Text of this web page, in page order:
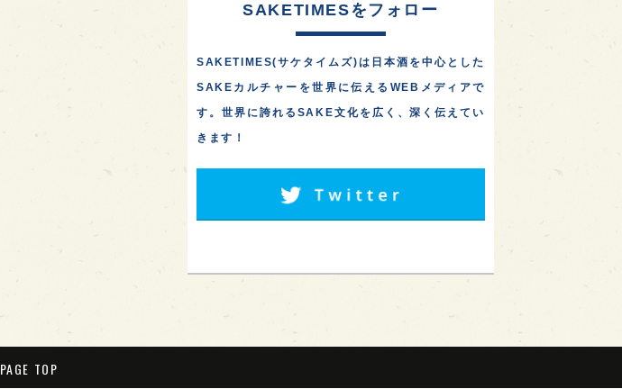
SAKETIMESをフォロー
SAKETIMES(サケタイムズ)は日本酒を中心とした
SAKEカルチャーを世界に伝えるWEBメディアで
す。世界に誇れるSAKE文化を広く、深く伝えてい
きます！
PAGE TOP